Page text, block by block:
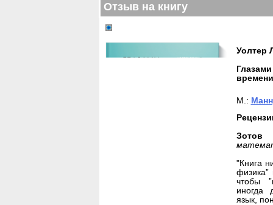
Отзыв на книгу
Уолтер
времени
М.:
Зотов
"Книга
физика”
чтобы
иногда
язык,